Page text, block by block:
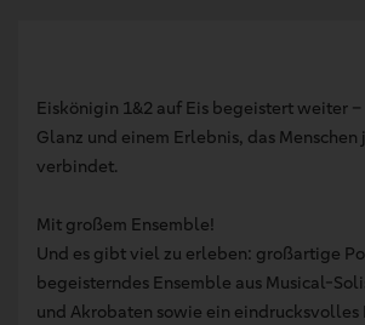
Eiskönigin 1&2 auf Eis begeistert weiter
Glanz und einem Erlebnis, das Menschen
verbindet.
Mit großem Ensemble!
Und es gibt viel zu erleben: großartige
begeisterndes Ensemble aus Musical-
und Akrobaten sowie ein